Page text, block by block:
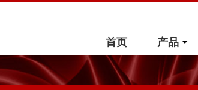
首页 产品